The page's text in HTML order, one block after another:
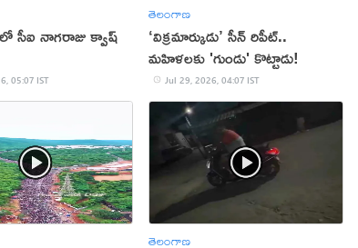
సీఐ నాగరాజు క్వాష్‌
05:07 IST
తెలంగాణ
‘విక్రమార్కుడు’ సీన్ రిపీట్..
మహిళలకు 'గుండు' కొట్టాడు!
Jul 29, 2026, 04:07 IST
తెలంగాణ